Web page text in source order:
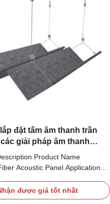
đặt tấm âm thanh trần
giải pháp âm thanh
và hiệu quả
Product Name
Acoustic Panel Application
9mm / 12mm / 24mm /
Color more than 48 colors
được giá tốt nhất